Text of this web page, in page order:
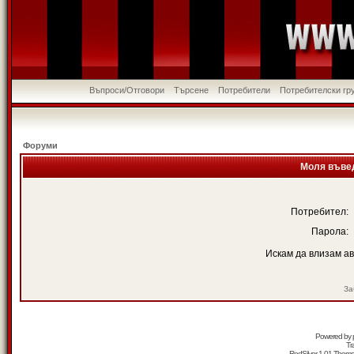
Въпроси/Отговори Търсене Потребители Потребителски
Форуми
Моля
Потребител:
Парола:
Искам да влизам
Powered by